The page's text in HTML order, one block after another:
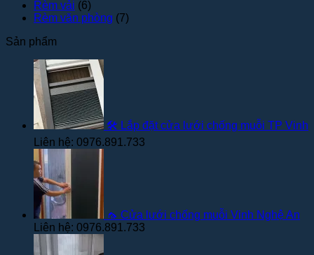
Rèm vải (6)
Rèm văn phòng (7)
Sản phẩm
🛠️ Lắp đặt cửa lưới chống muỗi TP Vinh
Liên hệ: 0976.891.733
🦟 Cửa lưới chống muỗi Vinh Nghệ An
Liên hệ: 0976.891.733